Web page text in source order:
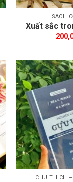
SÁCH
Xuất sắc
CHÚ THÍCH